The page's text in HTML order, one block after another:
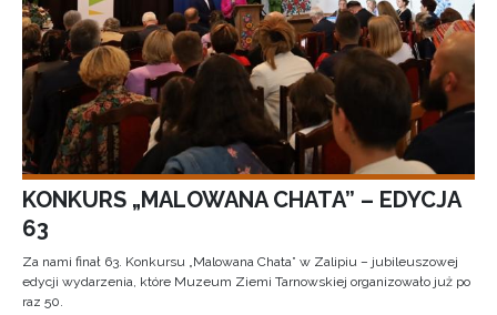
KONKURS „MALOWANA CHATA” – EDYCJA
63
Za nami finał 63. Konkursu „Malowana Chata” w Zalipiu – jubileuszowej
edycji wydarzenia, które Muzeum Ziemi Tarnowskiej organizowało już po
raz 50.